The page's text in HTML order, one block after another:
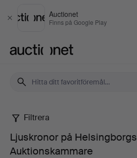
Stäng
Auctionet
Finns på Google Play
Ljuskronor
på
Filtrera
Ljuskronor på Helsingborgs
Auktionskammare